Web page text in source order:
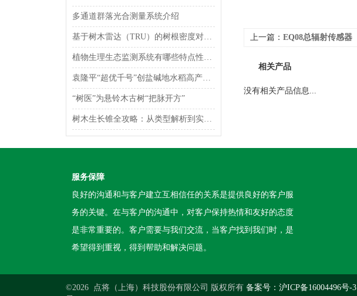
多通道群落光合测量系统介绍
基于树木雷达（TRU）的树根密度对城市土壤水分入渗的影响
植物生理生态监测系统有哪些特点性能？
袁隆平“超优千号”创盐碱地水稻高产新纪录
“树医”为悬铃木古树“把脉开方”
树木生长锥全攻略：从类型解析到实操步骤详解
上一篇： EQ08总辐射传感器
相关产品
没有相关产品信息...
服务保障
良好的沟通和与客户建立互相信任的关系是提供良好的客户服
务的关键。在与客户的沟通中，对客户保持热情和友好的态度
是非常重要的。客户需要与我们交流，当客户找到我们时，是
希望得到重视，得到帮助和解决问题。
©2026 点将（上海）科技股份有限公司 版权所有 备案号：沪ICP备16004496号-3